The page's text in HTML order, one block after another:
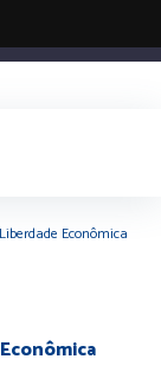
Econômica